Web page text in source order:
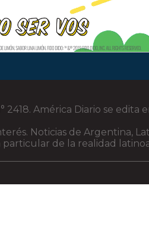
2418. América Diario se edita
Noticias de Argentina,
de la realidad